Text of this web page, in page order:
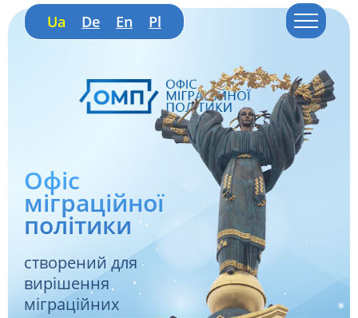
Ua De En Pl
Офіс
міграційної
політики
створений для
вирішення
міграційних